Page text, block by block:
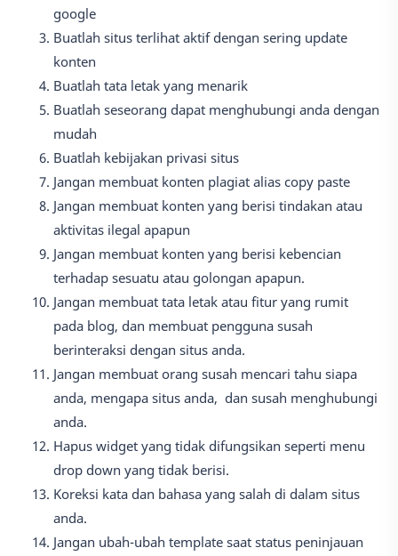
google
Buatlah situs terlihat aktif dengan sering update
konten
Buatlah tata letak yang menarik
Buatlah seseorang dapat menghubungi anda dengan
mudah
Buatlah kebijakan privasi situs
Jangan membuat konten plagiat alias copy paste
Jangan membuat konten yang berisi tindakan atau
aktivitas ilegal apapun
Jangan membuat konten yang berisi kebencian
terhadap sesuatu atau golongan apapun.
Jangan membuat tata letak atau fitur yang rumit
pada blog, dan membuat pengguna susah
berinteraksi dengan situs anda.
Jangan membuat orang susah mencari tahu siapa
anda, mengapa situs anda, dan susah menghubungi
anda.
Hapus widget yang tidak difungsikan seperti menu
drop down yang tidak berisi.
Koreksi kata dan bahasa yang salah di dalam situs
anda.
Jangan ubah-ubah template saat status peninjauan